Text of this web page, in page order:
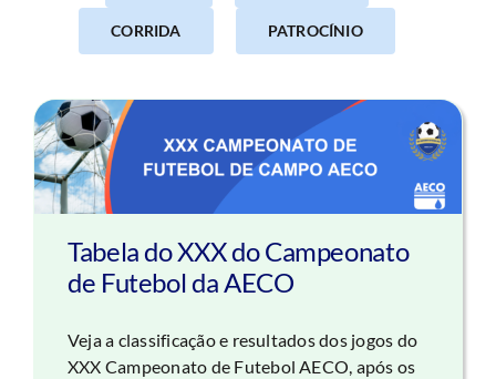
CORRIDA PATROCÍNIO
Tabela do XXX do Campeonato
de Futebol da AECO
Veja a classificação e resultados dos jogos do
XXX Campeonato de Futebol AECO, após os